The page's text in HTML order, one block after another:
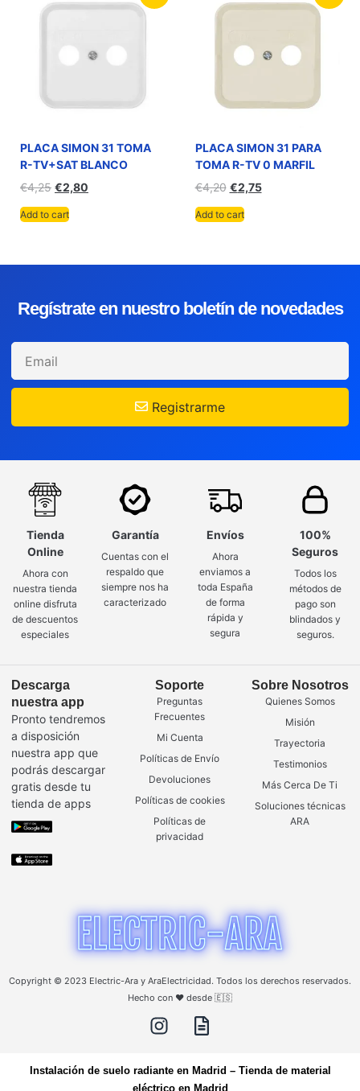
PLACA SIMON 31 TOMA
R-TV+SAT BLANCO
€4,25 €2,80
Add to cart
PLACA SIMON 31 PARA
TOMA R-TV 0 MARFIL
€4,20 €2,75
Add to cart
Regístrate en nuestro boletín de novedades
Registrarme
Tienda
Online
Ahora con
nuestra tienda
online disfruta
de descuentos
especiales
Garantía
Cuentas con el
respaldo que
siempre nos ha
caracterizado
Envíos
Ahora
enviamos a
toda España
de forma
rápida y
segura
100%
Seguros
Todos los
métodos de
pago son
blindados y
seguros.
Descarga
nuestra app
Pronto tendremos
a disposición
nuestra app que
podrás descargar
gratis desde tu
tienda de apps
Soporte
Preguntas
Frecuentes
Mi Cuenta
Políticas de Envío
Devoluciones
Políticas de cookies
Políticas de
privacidad
Sobre Nosotros
Quienes Somos
Misión
Trayectoria
Testimonios
Más Cerca De Ti
Soluciones técnicas
ARA
Copyright © 2023 Electric-Ara y AraElectricidad. Todos los derechos reservados.
Hecho con ❤️ desde 🇪🇸
Instalación de suelo radiante en Madrid – Tienda de material
eléctrico en Madrid